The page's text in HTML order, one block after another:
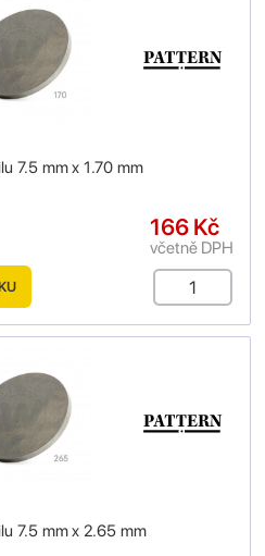
7.5 mm x 1.70 mm
166 Kč
včetně DPH
7.5 mm x 2.65 mm